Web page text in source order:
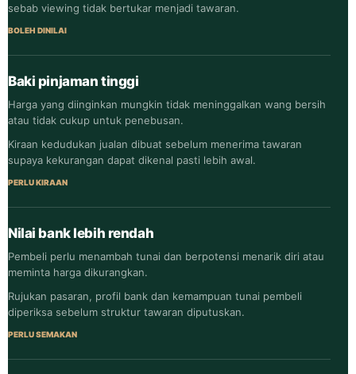
sebab viewing tidak bertukar menjadi tawaran.
BOLEH DINILAI
Baki pinjaman tinggi
Harga yang diinginkan mungkin tidak meninggalkan wang bersih
atau tidak cukup untuk penebusan.
Kiraan kedudukan jualan dibuat sebelum menerima tawaran
supaya kekurangan dapat dikenal pasti lebih awal.
PERLU KIRAAN
Nilai bank lebih rendah
Pembeli perlu menambah tunai dan berpotensi menarik diri atau
meminta harga dikurangkan.
Rujukan pasaran, profil bank dan kemampuan tunai pembeli
diperiksa sebelum struktur tawaran diputuskan.
PERLU SEMAKAN